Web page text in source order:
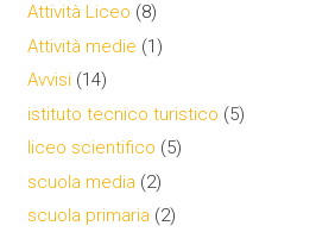
Attività Liceo (8)
Attività medie (1)
Avvisi(14)
istituto tecnico turistico (5)
liceo scientifico (5)
scuola media (2)
scuola primaria (2)